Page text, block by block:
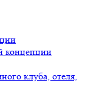
концепции
клуба, отеля,